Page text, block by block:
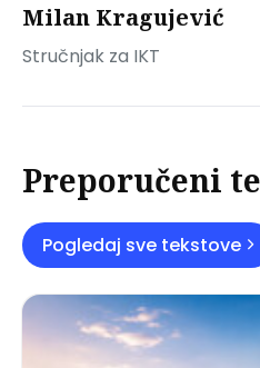
Milan Kragujević
Stručnjak za IKT
Preporučeni
Pogledaj sve tekstove